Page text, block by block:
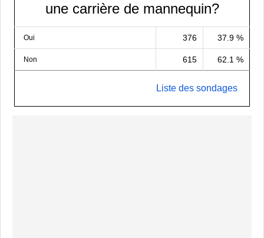
une carrière de mannequin?
Oui 376 37.9 %
Non 615 62.1 %
Liste des sondages